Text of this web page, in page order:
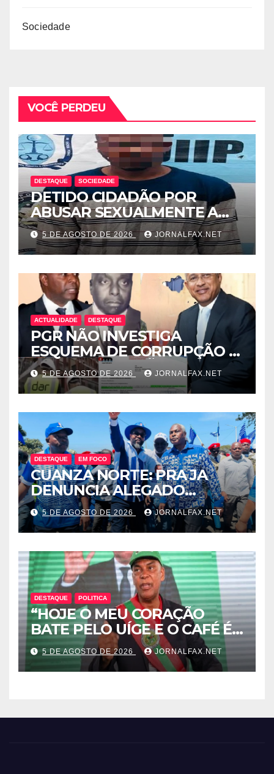
Sociedade
VOCÊ PERDEU
DESTAQUE SOCIEDADE
DETIDO CIDADÃO POR
ABUSAR SEXUALMENTE A
CUNHADA MENOR DE IDADE
5 DE AGOSTO DE 2026 JORNALFAX.NET
ACTUALIDADE DESTAQUE
PGR NÃO INVESTIGA
ESQUEMA DE CORRUPÇÃO E
SAQUE DE MILHÕES DO
ESTADO QUE ENVOLVE
ÓSCAR TITO CARDOSO
FERNANDES PROTEGIDO
POR EDELTRUDES COSTA
5 DE AGOSTO DE 2026 JORNALFAX.NET
DESTAQUE EM FOCO
CUANZA NORTE: PRA JA
DENUNCIA ALEGADO
ESQUEMA DE INTOLERÂNCIA
POLÍTICA ORQUESTRADO
PELO 1º SECRETÁRIO DO
MPLA JOÃO DIOGO GASPAR
5 DE AGOSTO DE 2026 JORNALFAX.NET
DESTAQUE POLITICA
“HOJE O MEU CORAÇÃO
BATE PELO UÍGE E O CAFÉ É
UMA RIQUEZA QUE DORME E
PODE DESPERTAR ANGOLA”
– DISSE ACJ PRESIDENTE DA
5 DE AGOSTO DE 2026 JORNALFAX.NET